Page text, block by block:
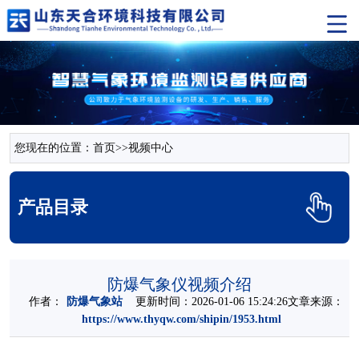
您现在的位置： 首页>>视频中心
产品目录
防爆气象仪视频介绍
作者： 防爆气象站更新时间：2026-01-06 15:24:26文章来源：
https://www.thyqw.com/shipin/1953.html